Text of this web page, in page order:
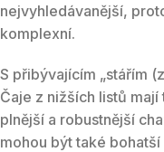
nejvyhledávanější,
komplexní.
S přibývajícím „stářím
Čaje z nižších listů
plnější a robustnější
mohou být také